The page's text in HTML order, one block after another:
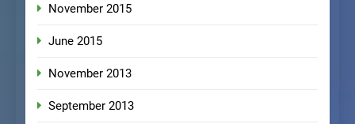
November 2015
June 2015
November 2013
September 2013